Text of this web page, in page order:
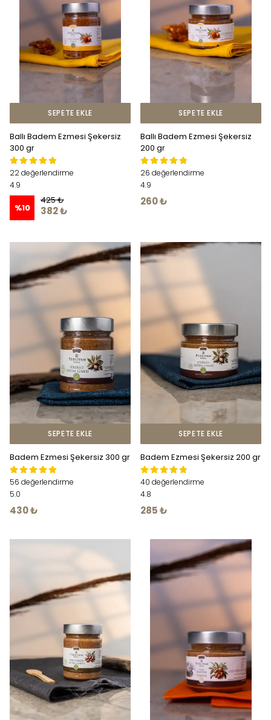
SEPETE EKLE
Ballı Badem Ezmesi Şekersiz
300 gr
22 değerlendirme
4.9
%10
425 ₺
382 ₺
SEPETE EKLE
Ballı Badem Ezmesi Şekersiz
200 gr
26 değerlendirme
4.9
260 ₺
SEPETE EKLE
Badem Ezmesi Şekersiz 300 gr
56 değerlendirme
5.0
430 ₺
SEPETE EKLE
Badem Ezmesi Şekersiz 200 gr
40 değerlendirme
4.8
285 ₺